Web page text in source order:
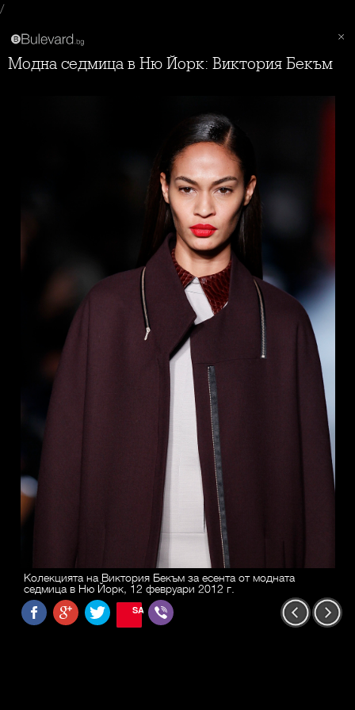
/
Модна седмица в Ню Йорк: Виктория Бекъм
Колекцията на Виктория Бекъм за есента от модната
седмица в Ню Йорк, 12 февруари 2012 г.
SAVE